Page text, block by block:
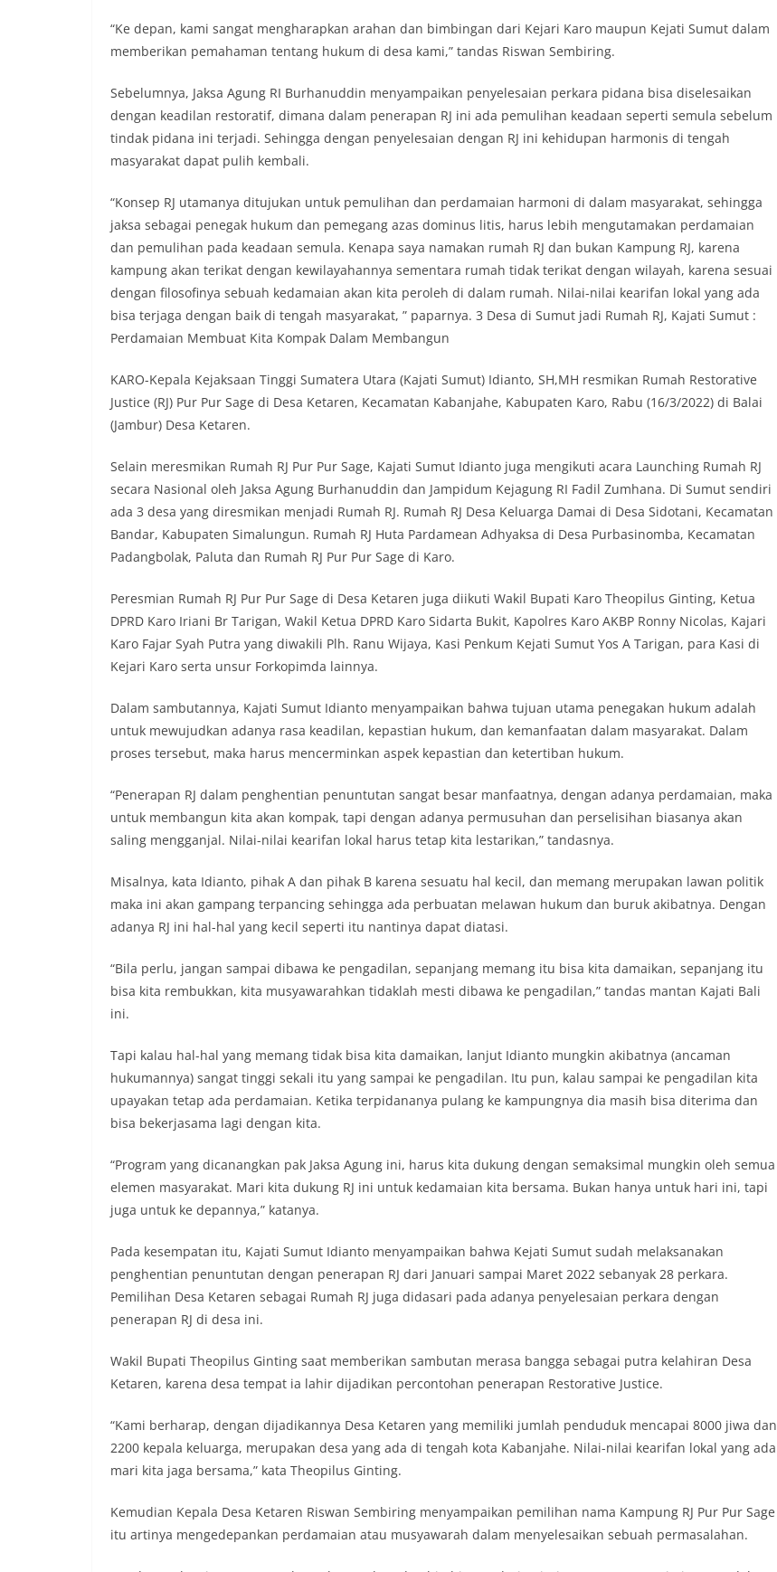
09.00 WIB hingga selesai, menyasar rumah-rumah warga
di beberapa lingkungan yang ada di kelurahan
kegiatan ini, Aiptu Muliyadi Suraukur mendatangi warga
secara langsung dari rumah ke rumah untuk menjalin
silaturahmi sekaligus menyampaikan pesan-pesan
kamtibmas. Kehadiran petugas disambut baik oleh warga,
yang sebagian besar tengah bersiap menyambut
persiapan di lingkungan masing-masing.‎Dalam dialog yang
berlangsung akrab, Bhabinkamtibmas menyapa warga,
menanyakan kondisi keamanan dan kenyamanan
lingkungan tempat tinggal, serta membuka ruang
komunikasi dua arah agar warga dapat menyampaikan
keluhan maupun informasi terkait situasi kamtibmas di
sekitar mereka.‎‎‎Salah satu poin utama yang disampaikan
dalam kegiatan sambang ini adalah imbauan kepada
warga untuk memasang bendera Merah Putih secara
penghormatan dan rasa cinta tanah air menjelang
perayaan HUT Kemerdekaan RI. Petugas mengingatkan
bahwa pemasangan bendera dengan benar merupakan
mengimbau kepada seluruh warga agar mulai
mempersiapkan dan memasang bendera Merah Putih di
depan rumah masing-masing secara penuh. Ini adalah
bentuk penghormatan kita bersama terhadap perjuangan
para pahlawan yang telah merebut kemerdekaan,” ujar
Aiptu Muliyadi Suraukur saat berdialog dengan warga.‎‎Ia
bendera yang akan dikibarkan, memastikan bendera
dalam keadaan bersih, tidak sobek, dan layak untuk
dikibarkan sebagai simbol kehormatan negara.‎‎‎Selain
menyampaikan imbauan terkait bendera, kegiatan
sambang DDS ini juga dimanfaatkan sebagai sarana
gangguan keamanan dan ketertiban masyarakat
(Kamtibmas) di lingkungan tempat tinggal warga. Melalui
interaksi langsung tersebut, Bhabinkamtibmas dapat
menghimpun informasi awal terkait situasi sosial, potensi
kondusivitas wilayah, khususnya menjelang perayaan HUT
Kemerdekaan RI yang biasanya diwarnai dengan berbagai
kegiatan dan keramaian warga.‎‎Dengan adanya deteksi dini
ini, diharapkan potensi gangguan keamanan dapat
Sunggal tetap terjaga aman, tertib, dan kondusif hingga
puncak perayaan HUT Kemerdekaan RI berlangsung.‎‎Wujud
Kedekatan Polri dengan Masyarakat‎Kegiatan sambang
Door to Door System ini merupakan salah satu bentuk
kehadiran dan kedekatan personel Kepolisian dengan
masyarakat. Melalui kegiatan semacam ini,
mitra masyarakat dalam menjaga keamanan lingkungan
secara bersama-sama.‎‎Kehadiran Bhabinkamtibmas di
tengah-tengah warga diharapkan dapat semakin
mempererat hubungan kemitraan antara Polri dan
masyarakat, sekaligus membangun kesadaran kolektif
dan kekompakan lingkungan, khususnya dalam
menyambut momentum bersejarah HUT Kemerdekaan
Republik Indonesia.‎Kegiatan sambang ini rencananya akan
terus dilaksanakan secara rutin oleh Bhabinkamtibmas di
menciptakan situasi Kamtibmas yang aman dan kondusif,
sekaligus menumbuhkan semangat nasionalisme warga
dalam menyambut Hari Kemerdekaan RI.
Bhabinkamtibmas Polsek Medan Sunggal Sambangi Warga
— Dalam rangka menyambut Hari Ulang Tahun
Kemerdekaan Republik Indonesia yang ke-
81noktahsumutcoomBhabinkamtibmas Kelurahan Sunggal,
Door to Door System (DDS) kepada warga di wilayah
Kelurahan Sunggal, Kecamatan Medan Sunggal, pada
Rabu (05/08/2026).‎‎Kegiatan tersebut berlangsung sejak
pukul 09.00 WIB hingga selesai, menyasar rumah-rumah
tersebut.‎Sambang Langsung ke Rumah Warga‎Dalam
kegiatan ini, Aiptu Muliyadi Suraukur mendatangi warga
“Ke depan, kami sangat mengharapkan arahan dan bimbingan dari Kejari Karo maupun Kejati Sumut dalam
memberikan pemahaman tentang hukum di desa kami,” tandas Riswan Sembiring.
Sebelumnya, Jaksa Agung RI Burhanuddin menyampaikan penyelesaian perkara pidana bisa diselesaikan
dengan keadilan restoratif, dimana dalam penerapan RJ ini ada pemulihan keadaan seperti semula sebelum
tindak pidana ini terjadi. Sehingga dengan penyelesaian dengan RJ ini kehidupan harmonis di tengah
masyarakat dapat pulih kembali.
“Konsep RJ utamanya ditujukan untuk pemulihan dan perdamaian harmoni di dalam masyarakat, sehingga
jaksa sebagai penegak hukum dan pemegang azas dominus litis, harus lebih mengutamakan perdamaian
dan pemulihan pada keadaan semula. Kenapa saya namakan rumah RJ dan bukan Kampung RJ, karena
kampung akan terikat dengan kewilayahannya sementara rumah tidak terikat dengan wilayah, karena sesuai
dengan filosofinya sebuah kedamaian akan kita peroleh di dalam rumah. Nilai-nilai kearifan lokal yang ada
bisa terjaga dengan baik di tengah masyarakat, ” paparnya. 3 Desa di Sumut jadi Rumah RJ, Kajati Sumut :
Perdamaian Membuat Kita Kompak Dalam Membangun
KARO-Kepala Kejaksaan Tinggi Sumatera Utara (Kajati Sumut) Idianto, SH,MH resmikan Rumah Restorative
Justice (RJ) Pur Pur Sage di Desa Ketaren, Kecamatan Kabanjahe, Kabupaten Karo, Rabu (16/3/2022) di Balai
(Jambur) Desa Ketaren.
Selain meresmikan Rumah RJ Pur Pur Sage, Kajati Sumut Idianto juga mengikuti acara Launching Rumah RJ
secara Nasional oleh Jaksa Agung Burhanuddin dan Jampidum Kejagung RI Fadil Zumhana. Di Sumut sendiri
ada 3 desa yang diresmikan menjadi Rumah RJ. Rumah RJ Desa Keluarga Damai di Desa Sidotani, Kecamatan
Bandar, Kabupaten Simalungun. Rumah RJ Huta Pardamean Adhyaksa di Desa Purbasinomba, Kecamatan
Padangbolak, Paluta dan Rumah RJ Pur Pur Sage di Karo.
Peresmian Rumah RJ Pur Pur Sage di Desa Ketaren juga diikuti Wakil Bupati Karo Theopilus Ginting, Ketua
DPRD Karo Iriani Br Tarigan, Wakil Ketua DPRD Karo Sidarta Bukit, Kapolres Karo AKBP Ronny Nicolas, Kajari
Karo Fajar Syah Putra yang diwakili Plh. Ranu Wijaya, Kasi Penkum Kejati Sumut Yos A Tarigan, para Kasi di
Kejari Karo serta unsur Forkopimda lainnya.
Dalam sambutannya, Kajati Sumut Idianto menyampaikan bahwa tujuan utama penegakan hukum adalah
untuk mewujudkan adanya rasa keadilan, kepastian hukum, dan kemanfaatan dalam masyarakat. Dalam
proses tersebut, maka harus mencerminkan aspek kepastian dan ketertiban hukum.
“Penerapan RJ dalam penghentian penuntutan sangat besar manfaatnya, dengan adanya perdamaian, maka
untuk membangun kita akan kompak, tapi dengan adanya permusuhan dan perselisihan biasanya akan
saling mengganjal. Nilai-nilai kearifan lokal harus tetap kita lestarikan,” tandasnya.
Misalnya, kata Idianto, pihak A dan pihak B karena sesuatu hal kecil, dan memang merupakan lawan politik
maka ini akan gampang terpancing sehingga ada perbuatan melawan hukum dan buruk akibatnya. Dengan
adanya RJ ini hal-hal yang kecil seperti itu nantinya dapat diatasi.
“Bila perlu, jangan sampai dibawa ke pengadilan, sepanjang memang itu bisa kita damaikan, sepanjang itu
bisa kita rembukkan, kita musyawarahkan tidaklah mesti dibawa ke pengadilan,” tandas mantan Kajati Bali
ini.
Tapi kalau hal-hal yang memang tidak bisa kita damaikan, lanjut Idianto mungkin akibatnya (ancaman
hukumannya) sangat tinggi sekali itu yang sampai ke pengadilan. Itu pun, kalau sampai ke pengadilan kita
upayakan tetap ada perdamaian. Ketika terpidananya pulang ke kampungnya dia masih bisa diterima dan
bisa bekerjasama lagi dengan kita.
“Program yang dicanangkan pak Jaksa Agung ini, harus kita dukung dengan semaksimal mungkin oleh semua
elemen masyarakat. Mari kita dukung RJ ini untuk kedamaian kita bersama. Bukan hanya untuk hari ini, tapi
juga untuk ke depannya,” katanya.
Pada kesempatan itu, Kajati Sumut Idianto menyampaikan bahwa Kejati Sumut sudah melaksanakan
penghentian penuntutan dengan penerapan RJ dari Januari sampai Maret 2022 sebanyak 28 perkara.
Pemilihan Desa Ketaren sebagai Rumah RJ juga didasari pada adanya penyelesaian perkara dengan
penerapan RJ di desa ini.
Wakil Bupati Theopilus Ginting saat memberikan sambutan merasa bangga sebagai putra kelahiran Desa
Ketaren, karena desa tempat ia lahir dijadikan percontohan penerapan Restorative Justice.
“Kami berharap, dengan dijadikannya Desa Ketaren yang memiliki jumlah penduduk mencapai 8000 jiwa dan
2200 kepala keluarga, merupakan desa yang ada di tengah kota Kabanjahe. Nilai-nilai kearifan lokal yang ada
mari kita jaga bersama,” kata Theopilus Ginting.
Kemudian Kepala Desa Ketaren Riswan Sembiring menyampaikan pemilihan nama Kampung RJ Pur Pur Sage
itu artinya mengedepankan perdamaian atau musyawarah dalam menyelesaikan sebuah permasalahan.